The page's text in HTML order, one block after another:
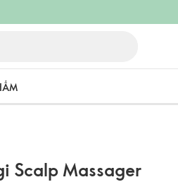
Scalp Massager